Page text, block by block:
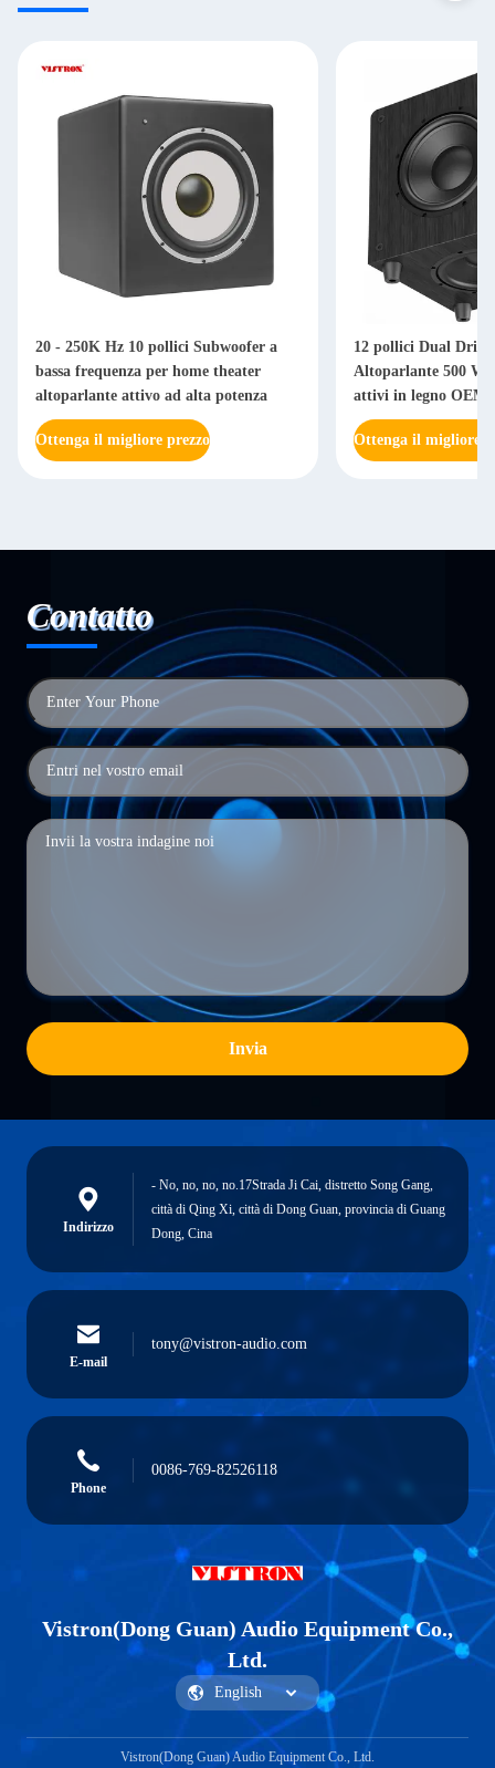
20 - 250K Hz 10 pollici Subwoofer a
bassa frequenza per home theater
altoparlante attivo ad alta potenza
Ottenga il migliore prezzo
12 pollici Dual
Altoparlante 500
attivi in legno OEM
Ottenga il migliore
Contatto
Invia
Indirizzo
- No, no, no, no.17Strada Ji Cai, distretto Song Gang,
città di Qing Xi, città di Dong Guan, provincia di Guang
Dong, Cina
E-mail
tony@vistron-audio.com
Phone
0086-769-82526118
Vistron(Dong Guan) Audio Equipment Co.,
Ltd.
Vistron(Dong Guan) Audio Equipment Co., Ltd.